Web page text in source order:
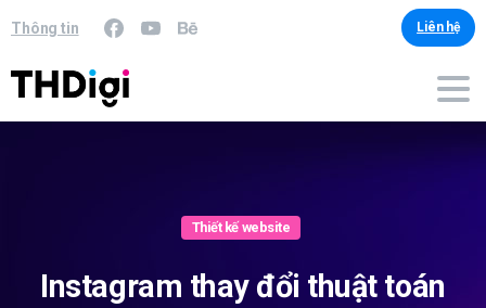
Thông tin Liên hệ
Thiết kế website
Instagram thay đổi thuật toán